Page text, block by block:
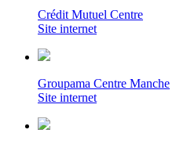
Crédit Mutuel Centre
Site internet
Groupama Centre Manche
Site internet